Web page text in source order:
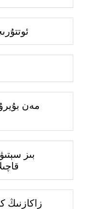
مەن
بىز
زاكازنىڭ